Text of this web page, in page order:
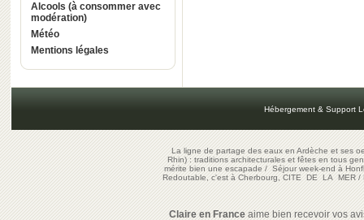
Alcools (à consommer avec
modération)
Météo
Mentions légales
Hébergement & Support
La ligne de partage des eaux en Ardèche et ses
Rhin) : traditions architecturales et fêtes en tous
mérite bien une escapade/Séjour week-end à
Redoutable, c'est à Cherbourg, CITE DE LA MER/
Claire en Franceaime bien recevoir vos